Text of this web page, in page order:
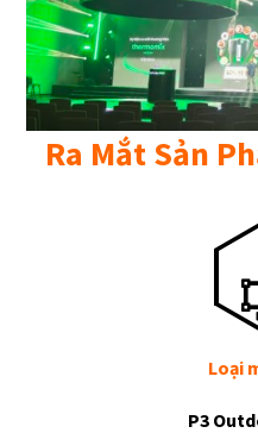
Ra Mắt Sản
Loại
P3